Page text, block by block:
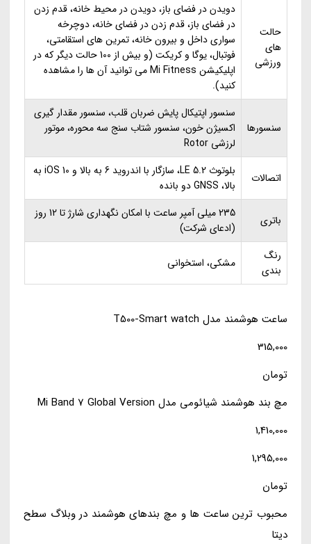
حالت
های
ورزشی
دویدن در فضای باز، دویدن در محیط خانه، قدم زدن
در فضای باز، قدم زدن در فضای خانه، دوچرخه
سواری داخل و بیرون خانه، تمرین های استقامتی،
فوتبال، یوگا و کریکت (و بیش از 100 حالت دیگر که در
اپلیکیشن Mi Fitness می توانید آن ها را مشاهده
کنید).
سنسورها
سنسور اپتیکال پایش ضربان قلب، سنسور مقدار گیری
اکسیژن خون، سنسور شتاب سنج سه محوره، موتور
لرزشی Rotor
اتصالات
بلوتوث LE 5.2، سازگار با اندروید 6 به بالا و iOS 10 به
بالا، GNSS دو بانده
باتری
235 میلی آمپر ساعت با امکان نگهداری شارژ تا 12 روز
(ادعای شرکت)
رنگ
بندی
مشکی، استخوانی
ساعت هوشمند مدل T500-Smart watch
315,000
تومان
مچ بند هوشمند شیائومی مدل Mi Band 7 Global Version
1,410,000
1,295,000
تومان
محبوب ترین ساعت ها و مچ بندهای هوشمند در وبلاگ سطح
دیتا